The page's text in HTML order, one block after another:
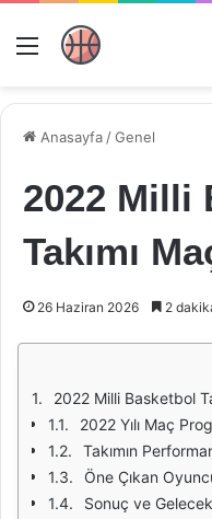
Menü
Anasayfa /Genel
2022 Milli
Takımı
26 Haziran 2026 2
2022 Milli Basketbol
2022 Yılı Maç
Takımın
Öne Çıkan
Sonuç ve